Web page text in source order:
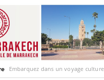
Embarquez dans un voyage culturel dans